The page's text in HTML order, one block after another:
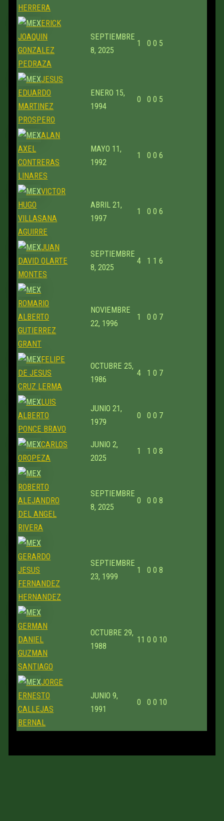
HERRERA
ERICK
JOAQUIN
GONZALEZ
PEDRAZA
SEPTIEMBRE
8, 2025
1 0 0 5
JESUS
EDUARDO
MARTINEZ
PROSPERO
ENERO 15,
1994
0 0 0 5
ALAN
AXEL
CONTRERAS
LINARES
MAYO 11,
1992
1 0 0 6
VICTOR
HUGO
VILLASANA
AGUIRRE
ABRIL 21,
1997
1 0 0 6
JUAN
DAVID OLARTE
MONTES
SEPTIEMBRE
8, 2025
4 1 1 6
ROMARIO
ALBERTO
GUTIERREZ
GRANT
NOVIEMBRE
22, 1996
1 0 0 7
FELIPE
DE JESUS
CRUZ LERMA
OCTUBRE 25,
1986
4 1 0 7
LUIS
ALBERTO
PONCE BRAVO
JUNIO 21,
1979
0 0 0 7
CARLOS
OROPEZA
JUNIO 2,
2025
1 1 0 8
ROBERTO
ALEJANDRO
DEL ANGEL
RIVERA
SEPTIEMBRE
8, 2025
0 0 0 8
GERARDO
JESUS
FERNANDEZ
HERNANDEZ
SEPTIEMBRE
23, 1999
1 0 0 8
GERMAN
DANIEL
GUZMAN
SANTIAGO
OCTUBRE 29,
1988
11 0 0 10
JORGE
ERNESTO
CALLEJAS
BERNAL
JUNIO 9,
1991
0 0 0 10